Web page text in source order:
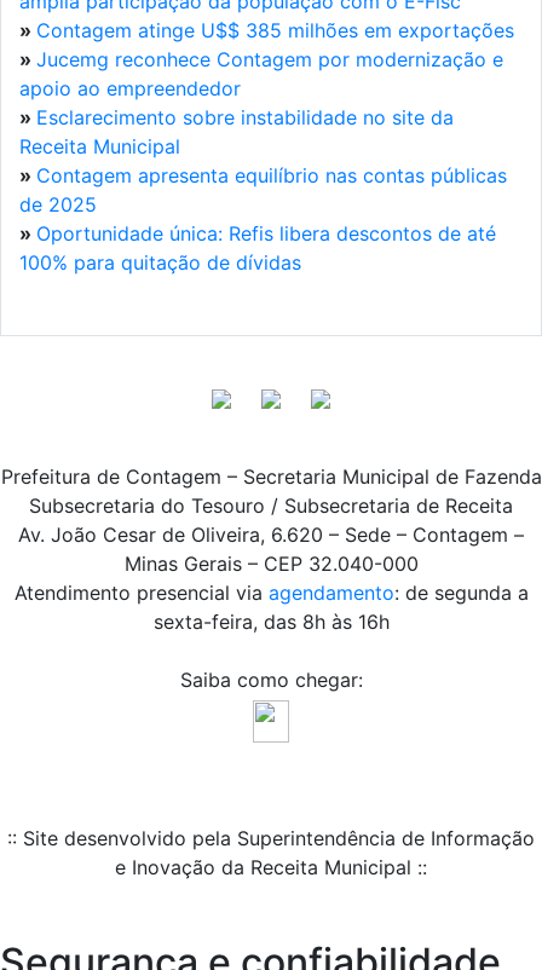
» Contagem atinge U$$ 385 milhões em exportações
» Jucemg reconhece Contagem por modernização e
apoio ao empreendedor
» Esclarecimento sobre instabilidade no site da
Receita Municipal
» Contagem apresenta equilíbrio nas contas públicas
de 2025
» Oportunidade única: Refis libera descontos de até
100% para quitação de dívidas
Prefeitura de Contagem – Secretaria Municipal de Fazenda
Subsecretaria do Tesouro / Subsecretaria de Receita
Av. João Cesar de Oliveira, 6.620 – Sede – Contagem –
Minas Gerais – CEP 32.040-000
Atendimento presencial via agendamento: de segunda a
sexta-feira, das 8h às 16h
Saiba como chegar:
:: Site desenvolvido pela Superintendência de Informação
e Inovação da Receita Municipal ::